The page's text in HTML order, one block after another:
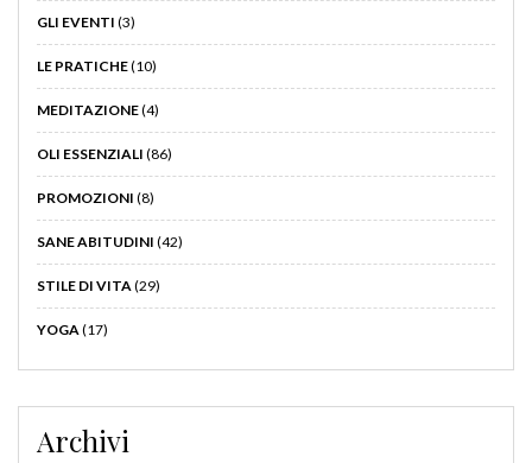
GLI EVENTI (3)
LE PRATICHE(10)
MEDITAZIONE(4)
OLI ESSENZIALI (86)
PROMOZIONI (8)
SANE ABITUDINI (42)
STILE DI VITA(29)
YOGA(17)
Archivi